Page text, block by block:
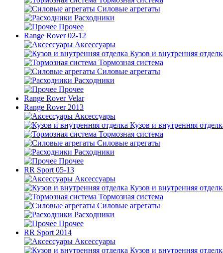
Силовые агрегаты
Расходники
Прочее
Range Rover 02-12
Аксессуары
Кузов и внутренняя
Тормозная система
Силовые агрегаты
Расходники
Прочее
Range Rover Velar
Range Rover 2013
Аксессуары
Кузов и внутренняя
Тормозная система
Силовые агрегаты
Расходники
Прочее
RR Sport 05-13
Аксессуары
Кузов и внутренняя
Тормозная система
Силовые агрегаты
Расходники
Прочее
RR Sport 2014
Аксессуары
Кузов и внутренняя